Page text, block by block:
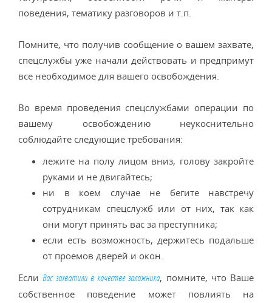
поведения, тематику разговоров и т.п.
Помните, что получив сообщение о вашем захвате,
спецслужбы уже начали действовать и предпримут
все необходимое для вашего освобождения.
Во время проведения спецслужбами операции по
вашему освобождению неукоснительно
соблюдайте следующие требования:
лежите на полу лицом вниз, голову закройте
руками и не двигайтесь;
ни в коем случае не бегите навстречу
сотрудникам спецслужб или от них, так как
они могут принять вас за преступника;
если есть возможность, держитесь подальше
от проемов дверей и окон.
ЕслиВас захватили в качестве заложника, помните, что Ваше
собственное поведение может повлиять на